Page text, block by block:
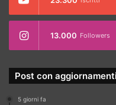
13.000 Followers
Post con aggiornamenti
5 giorni fa